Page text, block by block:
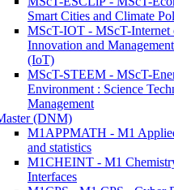
Smart Cities and Climate
MScT-IOT - MScT-Internet
Innovation and
(IoT)
MScT-STEEM - MScT-
Environment : Science
Management
(DNM)
M1APPMATH - M1
and statistics
M1CHEINT - M1
Interfaces